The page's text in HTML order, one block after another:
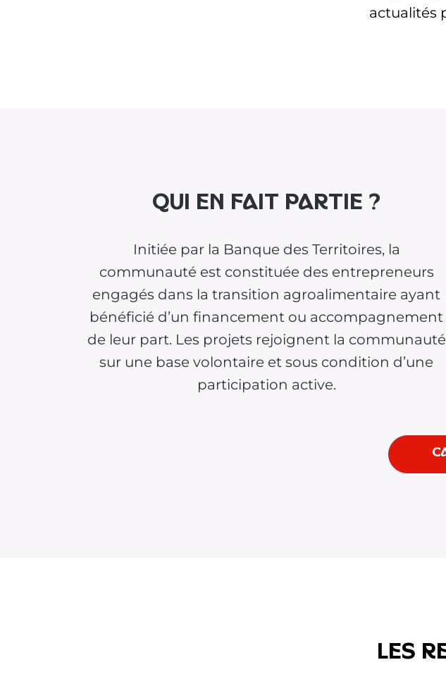
actualités
Qui en fait partie ?
Initiée par la Banque des Territoires, la
communauté est constituée des entrepreneurs
engagés dans la transition agroalimentaire ayant
bénéficié d’un financement ou accompagnement
de leur part. Les projets rejoignent la communauté
sur une base volontaire et sous condition d’une
participation active.
Les